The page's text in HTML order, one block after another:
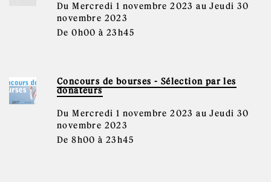
Du Mercredi 1 novembre 2023 au Jeudi 30
novembre 2023
De 0h00 à 23h45
Concours de bourses - Sélection par les
donateurs
Du Mercredi 1 novembre 2023 au Jeudi 30
novembre 2023
De 8h00 à 23h45